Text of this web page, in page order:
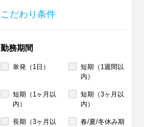
こだわり条件
勤務期間
単発（1日）
短期（1週間以
内）
短期（1ヶ月以
内）
短期（3ヶ月以
内）
長期（3ヶ月以
春/夏/冬休み期